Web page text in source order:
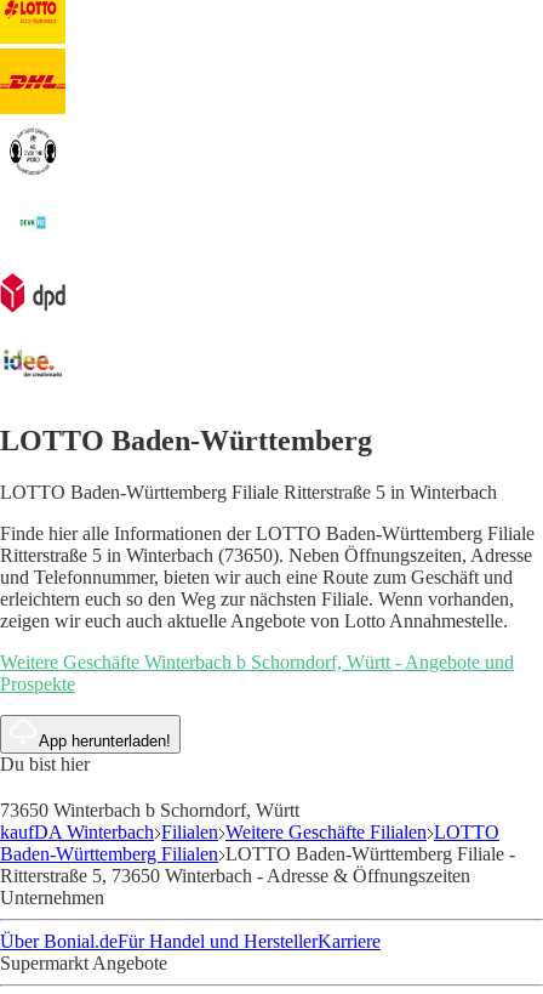
LOTTO Baden-Württemberg
LOTTO Baden-Württemberg Filiale Ritterstraße 5 in Winterbach
Finde hier alle Informationen der LOTTO Baden-Württemberg Filiale
Ritterstraße 5 in Winterbach (73650). Neben Öffnungszeiten, Adresse
und Telefonnummer, bieten wir auch eine Route zum Geschäft und
erleichtern euch so den Weg zur nächsten Filiale. Wenn vorhanden,
zeigen wir euch auch aktuelle Angebote von Lotto Annahmestelle.
Weitere Geschäfte Winterbach b Schorndorf, Württ - Angebote und
Prospekte
App herunterladen!
Du bist hier
73650 Winterbach b Schorndorf, Württ
kaufDA Winterbach Filialen Weitere Geschäfte Filialen LOTTO
Baden-Württemberg Filialen LOTTO Baden-Württemberg Filiale -
Ritterstraße 5, 73650 Winterbach - Adresse & Öffnungszeiten
Unternehmen
Über Bonial.deFür Handel und HerstellerKarriere
Supermarkt Angebote